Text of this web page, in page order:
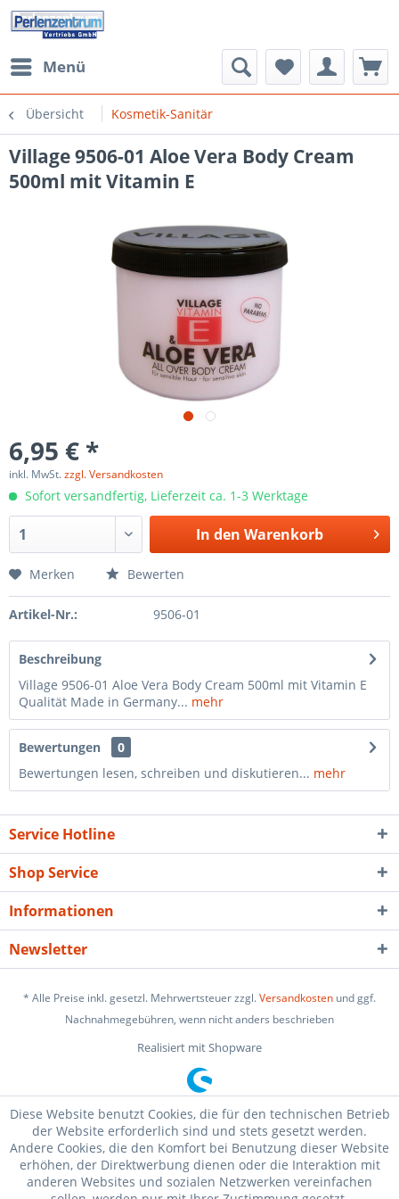
Menü
Übersicht Kosmetik-Sanitär
Village 9506-01 Aloe Vera Body Cream
500ml mit Vitamin E
6,95 € *
inkl. MwSt.zzgl. Versandkosten
Sofort versandfertig, Lieferzeit ca. 1-3 Werktage
In den Warenkorb
Merken Bewerten
Artikel-Nr.: 9506-01
Beschreibung
Village 9506-01 Aloe Vera Body Cream 500ml mit Vitamin E
Qualität Made in Germany... mehr
Bewertungen
0
Bewertungen lesen, schreiben und diskutieren... mehr
Service Hotline
Shop Service
Informationen
Newsletter
* Alle Preise inkl. gesetzl. Mehrwertsteuer zzgl.Versandkosten und ggf.
Nachnahmegebühren, wenn nicht anders beschrieben
Realisiert mit Shopware
Diese Website benutzt Cookies, die für den technischen Betrieb
der Website erforderlich sind und stets gesetzt werden.
Andere Cookies, die den Komfort bei Benutzung dieser Website
erhöhen, der Direktwerbung dienen oder die Interaktion mit
anderen Websites und sozialen Netzwerken vereinfachen